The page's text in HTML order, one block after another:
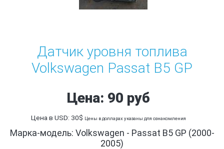
Датчик уровня топлива
Volkswagen Passat B5 GP
Цена: 90 руб
Цена в USD: 30$ Цены в долларах указаны для ознакомления
Марка-модель: Volkswagen - Passat B5 GP (2000-
2005)